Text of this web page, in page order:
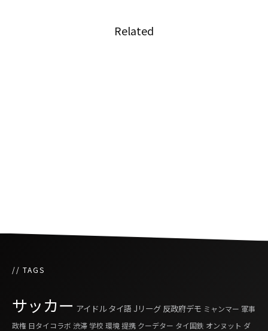
Related
// TAGS
サッカー アイドル タイ語Jリーグ 反政府デモ ミャンマー 軍事
政権 日タイコラボ 渋滞 学校 環境提携 クーデター タイ国鉄 オンヌット ダ